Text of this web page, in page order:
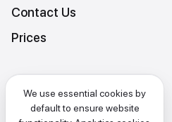
We use essential cookies by
default to ensure website
Contact Us
Prices
Privacy and data protection policy